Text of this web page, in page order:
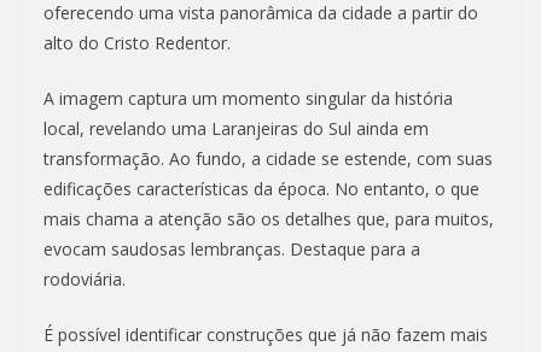
oferecendo uma vista panorâmica da cidade a partir do
alto do Cristo Redentor.
A imagem captura um momento singular da história
local, revelando uma Laranjeiras do Sul ainda em
transformação. Ao fundo, a cidade se estende, com suas
edificações características da época. No entanto, o que
mais chama a atenção são os detalhes que, para muitos,
evocam saudosas lembranças. Destaque para a
rodoviária.
É possível identificar construções que já não fazem mais